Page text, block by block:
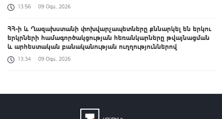
13:56 09 Օգս, 2026
ՀՀ-ի և Ղազախստանի փոխվարչապետները քննարկել են երկու
երկրների համագործակցության հեռանկարները թվայնացման
և արհեստական բանականության ուղղություններով
13:34 09 Օգս, 2026